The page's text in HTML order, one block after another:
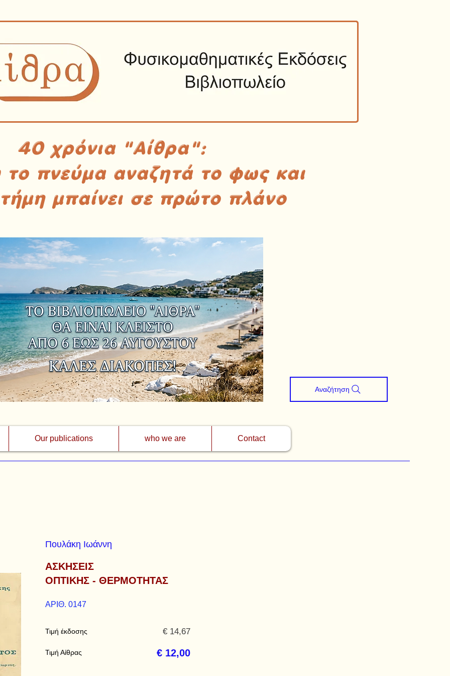
40 χρόνια "Αίθρα":
το πνεύμα αναζητά το φως και
μπαίνει σε πρώτο πλάνο
Our publications who we are Contact
Αναζήτηση
Πουλάκη Ιωάννη
ΑΣΚΗΣΕΙΣ
ΟΠΤΙΚΗΣ - ΘΕΡΜΟΤΗΤΑΣ
ΑΡΙΘ. 0147
Τιμή έκδοσης € 14,67
€ 12,00
Τιμή Αίθρας